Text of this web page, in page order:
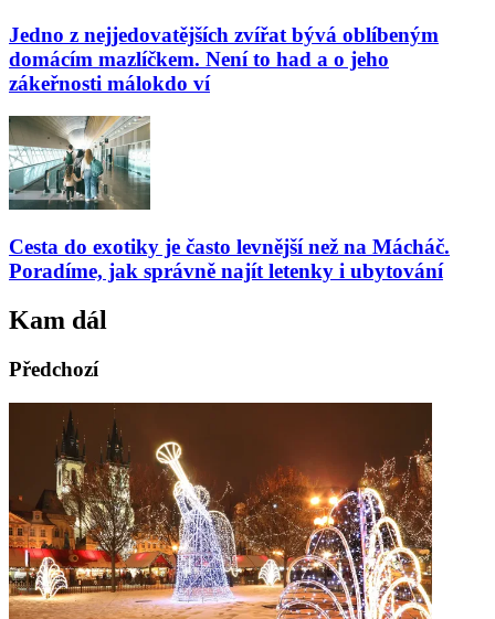
Jedno z nejjedovatějších zvířat bývá oblíbeným
domácím mazlíčkem. Není to had a o jeho
zákeřnosti málokdo ví
Cesta do exotiky je často levnější než na Mácháč.
Poradíme, jak správně najít letenky i ubytování
Kam dál
Předchozí